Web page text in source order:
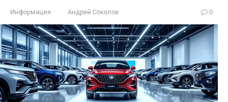
Информация Андрей Соколов 0